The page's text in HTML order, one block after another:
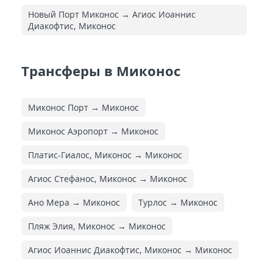
Новый Порт Миконос → Агиос Иоаннис
Диакофтис, Миконос
Трансферы в Миконос
Миконос Порт → Миконос
Миконос Аэропорт → Миконос
Платис-Гиалос, Миконос → Миконос
Агиос Стефанос, Миконос → Миконос
Ано Мера → Миконос Турлос → Миконос
Пляж Элия, Миконос → Миконос
Агиос Иоаннис Диакофтис, Миконос → Миконос